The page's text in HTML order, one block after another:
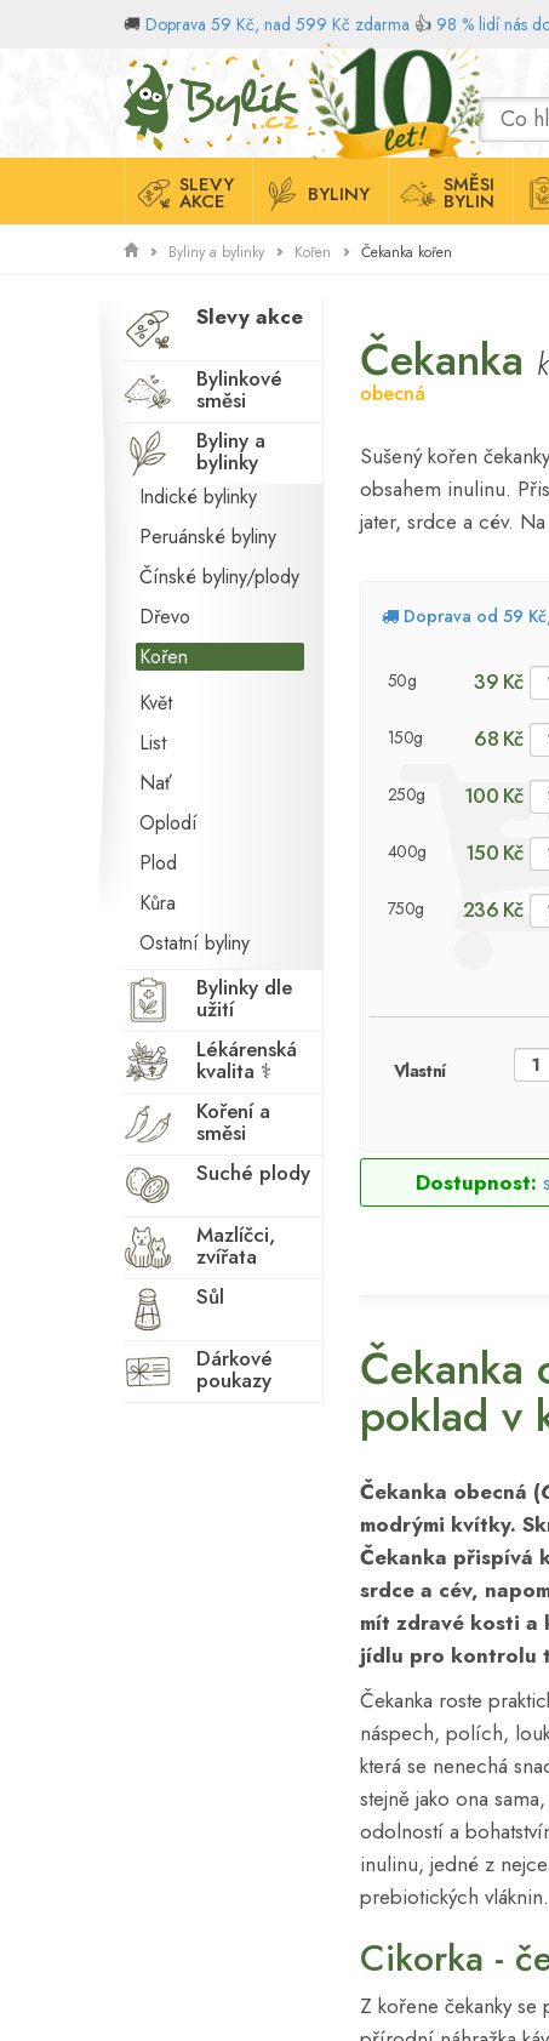
🚚 Doprava 59 Kč, nad 599 Kč zdarma 👍 98 % lidí nás
Domů
SLEVY
AKCE BYLINY SMĚSI
BYLIN
Byliny a bylinky Kořen Čekanka kořen
Slevy akce
Bylinkové
směsi
Byliny a
bylinky
Indické bylinky
Peruánské byliny
Čínské byliny/plody
Dřevo
Kořen
Květ
List
Nať
Oplodí
Plod
Kůra
Ostatní byliny
Bylinky dle
užití
Lékárenská
kvalita ⚕
Koření a
směsi
Suché plody
Mazlíčci,
zvířata
Sůl
Dárkové
poukazy
Čekanka
obecná
Sušený kořen
obsahem inulinu.
jater, srdce a cév.
Doprava od 59
50g 39 Kč
150g 68 Kč
250g 100 Kč
400g 150 Kč
750g 236 Kč
Vlastní
Dostupnost:
Čekanka
poklad v
Čekanka obecná (
modrými kvítky.
Čekanka přispívá
srdce a cév,
mít zdravé kosti a
jídlu pro kontrolu
Čekanka roste
náspech, polích,
která se nenechá
stejně jako ona
odolností a
inulinu, jedné z
prebiotických vláknin.
Cikorka -
Z kořene čekanky